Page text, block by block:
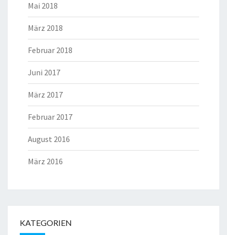
Mai 2018
März 2018
Februar 2018
Juni 2017
März 2017
Februar 2017
August 2016
März 2016
KATEGORIEN